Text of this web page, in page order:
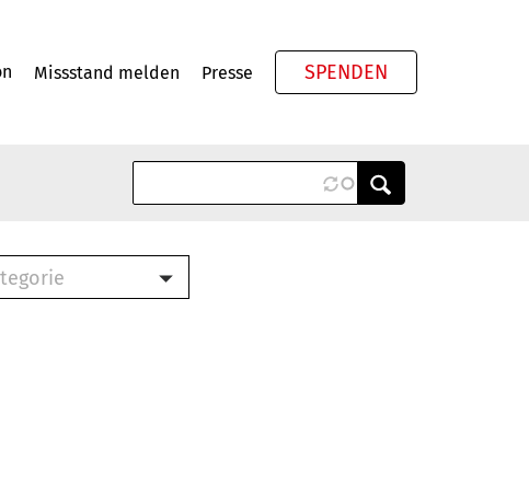
Missstand melden Presse SPENDEN